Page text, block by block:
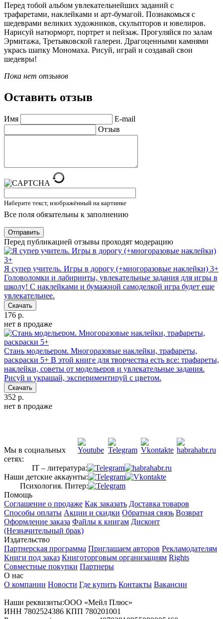
Перед тобой альбом увлекательнейших заданий с
трафаретами, наклейками и арт-бумагой. Познакомься с
шедеврами великих художников, скульпторов и ювелиров.
Нарисуй натюрморт, портрет и пейзаж. Прогуляйся по залам
Эрмитажа, Третьяковской галереи. Драгоценными камнями
укрась шапку Мономаха. Рисуй, играй и создавай свои
шедевры!
Пока нет отзывов
Оставить отзыв
Имя
E-mail
Отзыв
Наберите текст, изображённый на картинке
Все поля обязательны к заполнению
Отправить
Перед публикацией отзывы проходят модерацию
Я супер учитель. Игры в дорогу (+многоразовые наклейки) 3+
Головоломки и лабиринты, увлекательные задания для игры в
школу! С наклейками и бумажной самоделкой игра будет еще
увлекательнее.
Скачать
176 р.
нет в продаже
Стань модельером. Многоразовые наклейки, трафареты,
раскраски 5+ В этой книге для творчества есть все: трафареты,
наклейки, советы от модельеров и увлекательные задания.
Рисуй и украшай, экспериментируй с цветом.
Скачать
352 р.
нет в продаже
Мы в социальных
сетях:
IT – литература:
Наши детские аккаунты:
Психология. Питер:
Помощь
Соглашение о продаже Как заказать Доставка товаров
Способы оплаты Акции и скидки Обратная связь Возврат
Оформление заказа Файлы к книгам Дисконт
(Незначительный брак)
Издательство
Партнерская программа Приглашаем авторов Рекламодателям
Книги под заказ Книготорговым организациям Rights
Совместные покупки Партнеры
О нас
О компании Новости Где купить Контакты Вакансии
Наши реквизиты:ООО «Мейл Плюс»
ИНН 7802524386 КПП 780201001